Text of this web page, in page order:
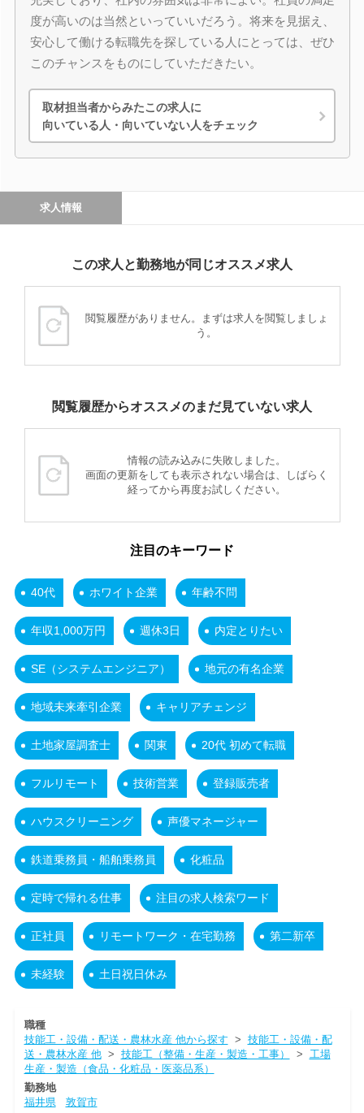
度が高いのは当然といっていいだろう。将来を見据え、
安心して働ける転職先を探している人にとっては、ぜひ
このチャンスをものにしていただきたい。
取材担当者からみたこの求人に
向いている人・向いていない人をチェック
求人情報
この求人と勤務地が同じオススメ求人
閲覧履歴がありません。まずは求人を閲覧しましょ
う。
閲覧履歴からオススメのまだ見ていない求人
情報の読み込みに失敗しました。
画面の更新をしても表示されない場合は、しばらく
経ってから再度お試しください。
注目のキーワード
40代 ホワイト企業 年齢不問
年収1,000万円 週休3日 内定とりたい
SE（システムエンジニア） 地元の有名企業
地域未来牽引企業 キャリアチェンジ
土地家屋調査士 関東 20代 初めて転職
フルリモート 技術営業 登録販売者
ハウスクリーニング 声優マネージャー
鉄道乗務員・船舶乗務員 化粧品
定時で帰れる仕事 注目の求人検索ワード
正社員 リモートワーク・在宅勤務 第二新卒
未経験 土日祝日休み
職種
技能工・設備・配送・農林水産 他から探す > 技能工・設備・配
送・農林水産 他> 技能工（整備・生産・製造・工事） > 工場
生産・製造（食品・化粧品・医薬品系）
勤務地
福井県
敦賀市